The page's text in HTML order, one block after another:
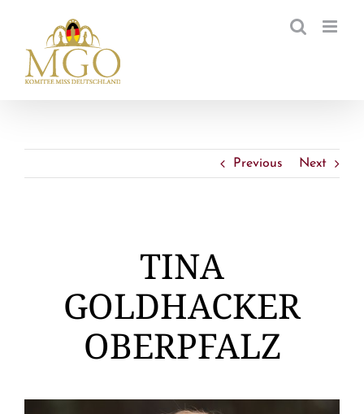
springen
Previous Next
TINA
GOLDHACKER
OBERPFALZ